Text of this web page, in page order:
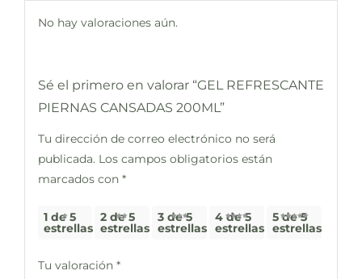
No hay valoraciones aún.
Sé el primero en valorar “GEL REFRESCANTE
PIERNAS CANSADAS 200ML”
Tu dirección de correo electrónico no será
publicada. Los campos obligatorios están
marcados con *
1 de 5
estrellas
2 de 5
estrellas
3 de 5
estrellas
4 de 5
estrellas
5 de 5
estrellas
Tu valoración *